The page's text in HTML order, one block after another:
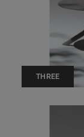
THREE